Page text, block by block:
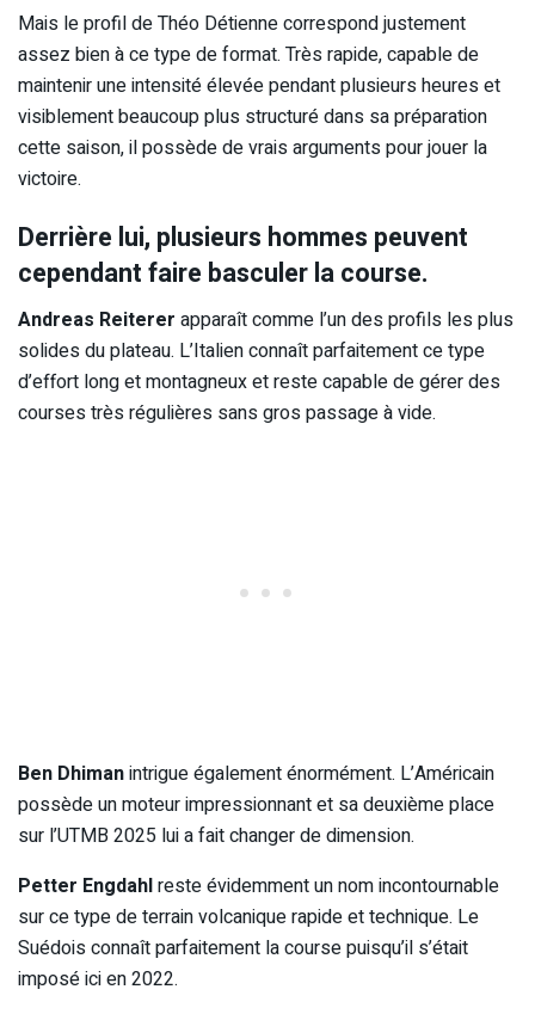
Mais le profil de Théo Détienne correspond justement
assez bien à ce type de format. Très rapide, capable de
maintenir une intensité élevée pendant plusieurs heures et
visiblement beaucoup plus structuré dans sa préparation
cette saison, il possède de vrais arguments pour jouer la
victoire.
Derrière lui, plusieurs hommes peuvent
cependant faire basculer la course.
Andreas Reiterer apparaît comme l’un des profils les plus
solides du plateau. L’Italien connaît parfaitement ce type
d’effort long et montagneux et reste capable de gérer des
courses très régulières sans gros passage à vide.
Ben Dhimanintrigue également énormément. L’Américain
possède un moteur impressionnant et sa deuxième place
sur l’UTMB 2025 lui a fait changer de dimension.
Petter Engdahlreste évidemment un nom incontournable
sur ce type de terrain volcanique rapide et technique. Le
Suédois connaît parfaitement la course puisqu’il s’était
imposé ici en 2022.